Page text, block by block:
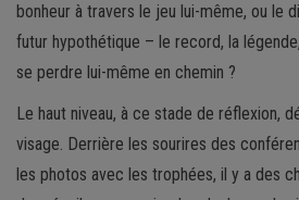
bonheur à travers le jeu lui-même, ou le
futur hypothétique – le record, la
se perdre lui-même en chemin ?
Le haut niveau, à ce stade de réflexion,
visage. Derrière les sourires des
les photos avec les trophées, il y a des